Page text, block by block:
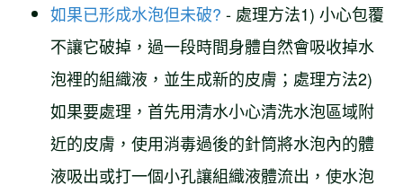
如果已形成水泡但未破? - 處理方法1) 小心包覆
不讓它破掉，過一段時間身體自然會吸收掉水
泡裡的組織液，並生成新的皮膚；處理方法2)
如果要處理，首先用清水小心清洗水泡區域附
近的皮膚，使用消毒過後的針筒將水泡內的體
液吸出或打一個小孔讓組織液體流出，使水泡